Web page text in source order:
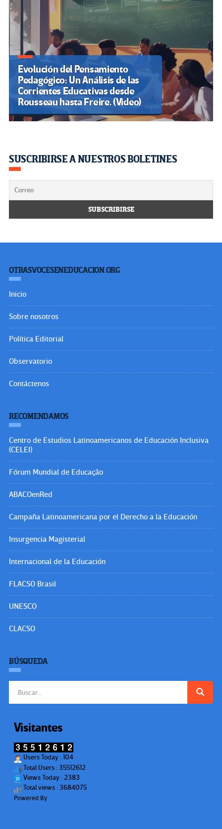
Evolución del Pensamiento
Pedagógico: Un Análisis de las
Corrientes Educativas desde
Rousseau hasta Freire. (Video)
SUSCRIBIRSE A NUESTROS BOLETINES
OTRASVOCESENEDUCACION.ORG
Inicio
Sobre nosotros
Política Editorial
Observatorio
Contáctenos
RECOMENDAMOS
Centro de Estudios Latinoamericanos de Educación Inclusiva
(CELEI)
Fórum Mundial de Educação
ABACOenRed
Campaña Latinoamericana por el Derecho a la Educación
Insurgencia Magisterial
Internacional de la Educación
FLACSO Brasil
UNESCO
CLACSO
BÚSQUEDA
Visitantes
Users Today : 104
Total Users : 35512612
Views Today : 2383
Total views : 3684075
Powered By